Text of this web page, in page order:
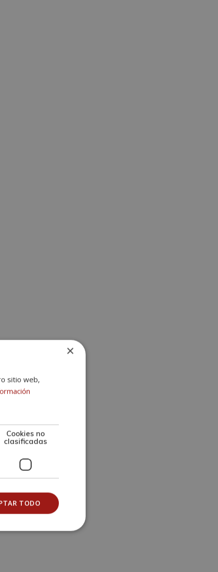
×
sitio web,
Cookies no
clasificadas
TODO